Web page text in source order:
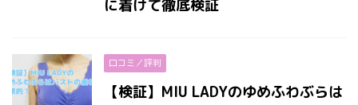
に着けて徹底検証
口コミ／評判
【検証】MIU LADYのゆめふわぶらは